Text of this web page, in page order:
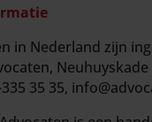
in Nederland zijn
Neuhuyskade
35 35,